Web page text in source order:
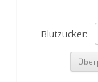
Blutzucker: